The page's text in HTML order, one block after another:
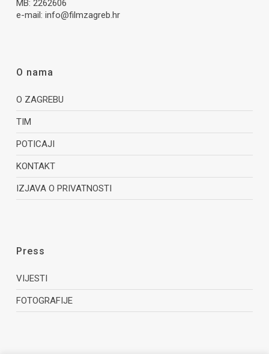
MB: 2262606
e-mail: info@filmzagreb.hr
O nama
O ZAGREBU
TIM
POTICAJI
KONTAKT
IZJAVA O PRIVATNOSTI
Press
VIJESTI
FOTOGRAFIJE